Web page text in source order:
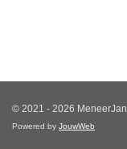
© 2021 - 2026 MeneerJan
Powered by JouwWeb